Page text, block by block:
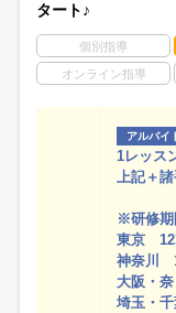
タート♪
個別指導
オンライン指導
アルバイ
1レッス
上記＋
※研修期
東京
神奈川
大阪・
埼玉・